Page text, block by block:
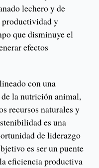
lechero y de
productividad y
que disminuye el
efectos
con una
la nutrición animal,
recursos naturales y
es una
de liderazgo
es ser un puente
eficiencia productiva